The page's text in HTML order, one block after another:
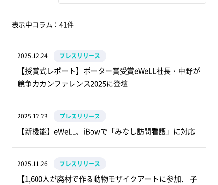
表示中コラム：41件
2025.12.24 プレスリリース
【授賞式レポート】ポーター賞受賞eWeLL社長・中野が
競争力カンファレンス2025に登壇
2025.12.23 プレスリリース
【新機能】eWeLL、iBowで「みなし訪問看護」に対応
2025.11.26 プレスリリース
【1,600人が廃材で作る動物モザイクアートに参加、 子